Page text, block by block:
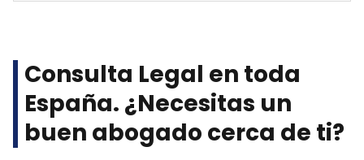
Consulta Legal en toda
España. ¿Necesitas un
buen abogado cerca de ti?​